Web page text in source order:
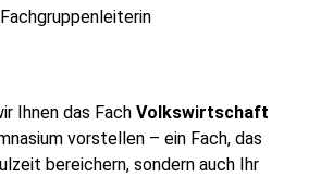
Ihnen das Fach Volkswirtschaft
vorstellen – ein Fach, das
bereichern, sondern auch Ihr